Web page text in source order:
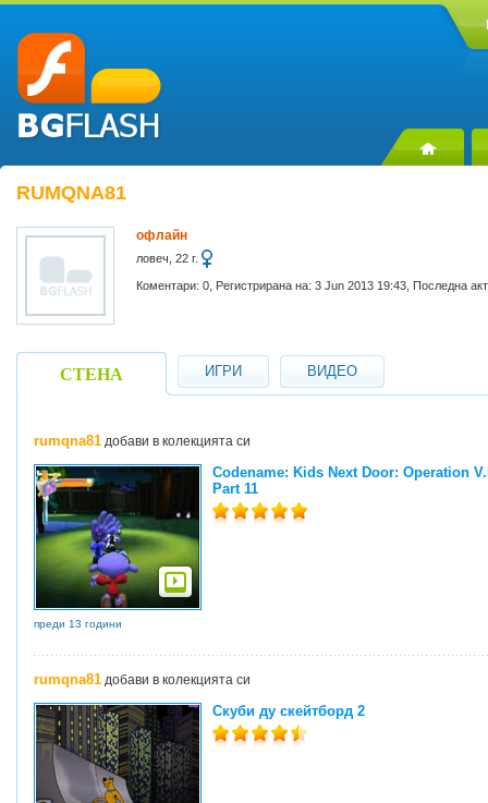
RUMQNA81
офлайн
ловеч, 22 г.
Коментари: 0, Регистрирана на: 3 Jun 2013 19:43, Последна
СТЕНА ИГРИ ВИДЕО
rumqna81 добави в колекцията си
Codename: Kids Next Door: Operation
Part 11
преди 13 години
rumqna81 добави в колекцията си
Скуби ду скейтборд 2